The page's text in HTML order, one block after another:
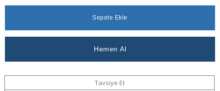
Ver
Tavsiye Et